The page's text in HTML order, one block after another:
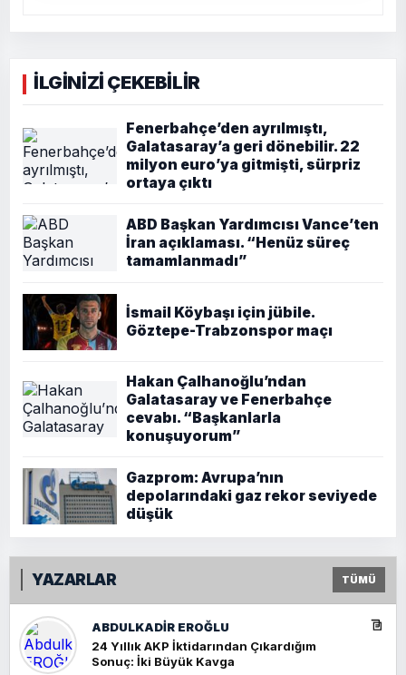
İLGİNİZİ ÇEKEBİLİR
Fenerbahçe’den ayrılmıştı,
Galatasaray’a geri dönebilir. 22
milyon euro’ya gitmişti, sürpriz
ortaya çıktı
ABD Başkan Yardımcısı Vance’ten
İran açıklaması. “Henüz süreç
tamamlanmadı”
İsmail Köybaşı için jübile.
Göztepe-Trabzonspor maçı
Hakan Çalhanoğlu’ndan
Galatasaray ve Fenerbahçe
cevabı. “Başkanlarla
konuşuyorum”
Gazprom: Avrupa’nın
depolarındaki gaz rekor seviyede
düşük
YAZARLAR TÜMÜ
ABDULKADIR EROĞLU
24 Yıllık AKP İktidarından Çıkardığım
Sonuç: İki Büyük Kavga